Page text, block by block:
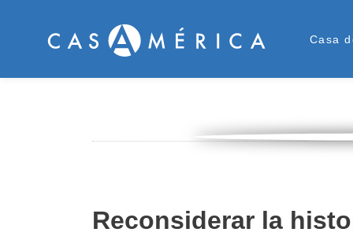
Casa
Reconsiderar la